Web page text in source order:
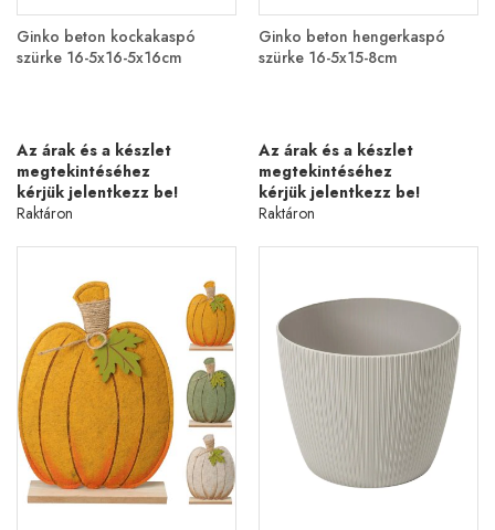
Ginko beton kockakaspó
szürke 16-5x16-5x16cm
Az árak és a készlet
megtekintéséhez
kérjük jelentkezz be!
Raktáron
Ginko beton hengerkaspó
szürke 16-5x15-8cm
Az árak és a készlet
megtekintéséhez
kérjük jelentkezz be!
Raktáron